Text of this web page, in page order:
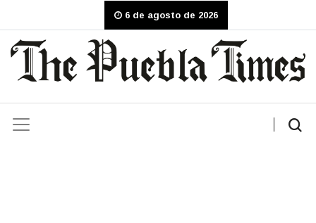
6 de agosto de 2026